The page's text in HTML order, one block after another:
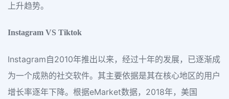
上升趋势。
Instagram VS Tiktok
Instagram自2010年推出以来，经过十年的发展，已逐渐成
为一个成熟的社交软件。其主要依据是其在核心地区的用户
增长率逐年下降。根据eMarket数据，2018年，美国